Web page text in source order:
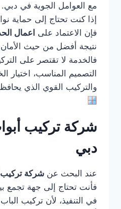
مع العوامل الجوية في دبي.
إذا كنت تحتاج إلى حماية
فإن الاعتماد على اعمال
نتيجة أفضل من حيث
فالخدمة لا تقتصر على
التصميم المناسب، اختيار
والتركيب القوي الذي
شركة تركيب
دبي
عند البحث عن شركة
فأنت تحتاج إلى جهة تجمع
في التنفيذ، لأن تركيب